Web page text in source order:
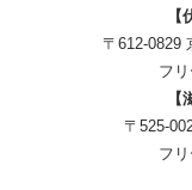
〒612-0829
フ
〒525-
フ